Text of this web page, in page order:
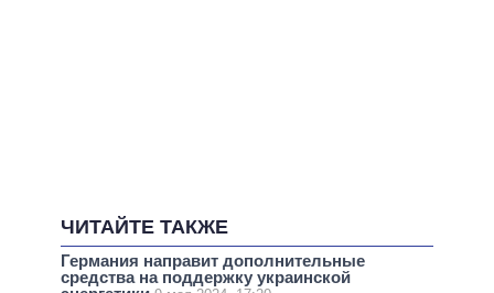
ЧИТАЙТЕ ТАКЖЕ
Германия направит дополнительные
средства на поддержку украинской